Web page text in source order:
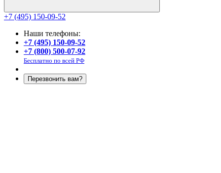
+7 (495) 150-09-52
Наши телефоны:
+7 (495) 150-09-52
+7 (800) 500-07-92
Бесплатно по всей РФ
Перезвонить вам?